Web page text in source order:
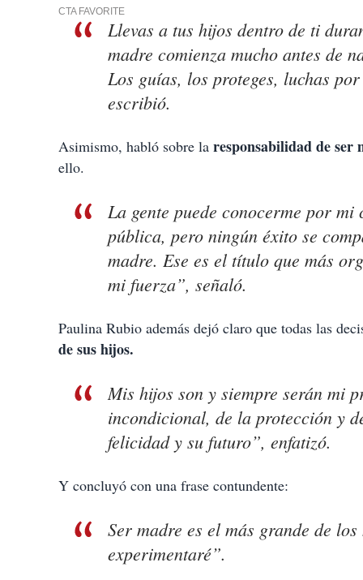
Llevas a tus hijos dentro de ti
madre comienza mucho antes de
Los guías, los proteges, luchas
escribió.
Asimismo, habló sobre la responsabilidad de ser
ello.
La gente puede conocerme por
pública, pero ningún éxito se
madre. Ese es el título que más
mi fuerza”, señaló.
Paulina Rubio además dejó claro que todas las
de sus hijos.
Mis hijos son y siempre serán mi
incondicional, de la protección y
felicidad y su futuro”, enfatizó.
Y concluyó con una frase contundente:
Ser madre es el más grande de
experimentaré”.